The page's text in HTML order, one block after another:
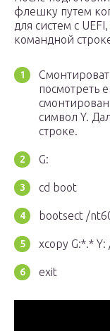
флешку путем
для систем с
командной
посмотреть
символ Y.
строке.
G:
cd boot
bootsect /
xcopy G:*.* Y:
exit